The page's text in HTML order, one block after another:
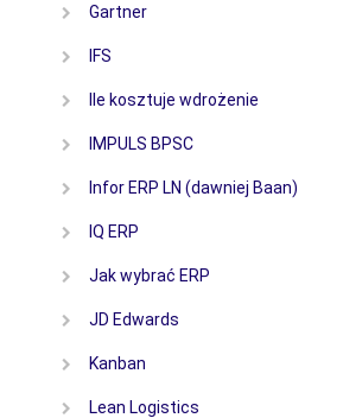
Gartner
IFS
Ile kosztuje wdrożenie
IMPULS BPSC
Infor ERP LN (dawniej Baan)
IQ ERP
Jak wybrać ERP
JD Edwards
Kanban
Lean Logistics